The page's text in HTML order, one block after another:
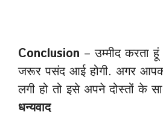
Conclusion – उम्मीद करता
जरूर पसंद आई होगी. अगर
लगी हो तो इसे अपने दोस्तों के
धन्यवाद